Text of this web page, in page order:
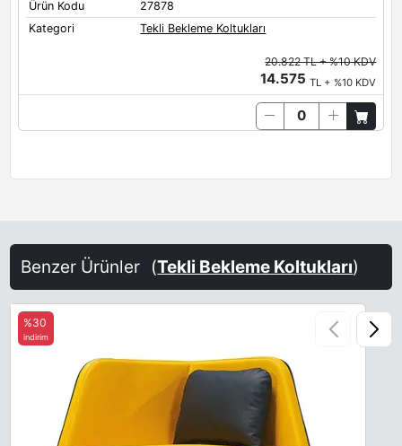
Ürün Kodu
27878
Kategori
Tekli Bekleme Koltukları
20.822 TL + %10 KDV
14.575TL + %10 KDV
Benzer Ürünler (Tekli Bekleme Koltukları)
%30
indirim